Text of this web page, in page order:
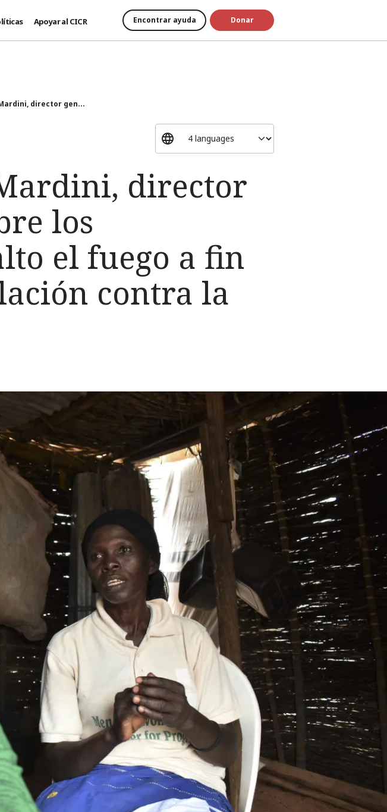
Apoyar al CICR Encontrar ayuda Donar
director gen...
director
los
el fuego a fin
contra la